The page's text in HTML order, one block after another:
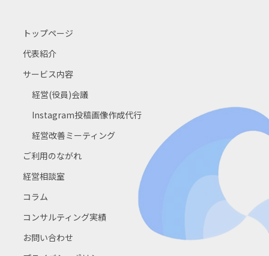
トップページ
代表紹介
サービス内容
経営(役員)会議
Instagram投稿画像作成代行
経営改善ミーティング
ご利用のながれ
経営相談室
コラム
コンサルティング実績
お問い合わせ